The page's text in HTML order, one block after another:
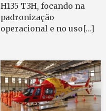
H135 T3H, focando na
padronização
operacional e no uso[…]